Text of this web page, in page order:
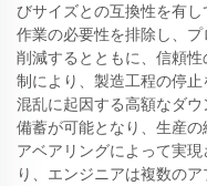
びサイズとの互換性を有
作業の必要性を排除し、
削減するとともに、信頼
制により、製造工程の停
混乱に起因する高額なダ
備蓄が可能となり、生産
アベアリングによって実
り、エンジニアは複数の